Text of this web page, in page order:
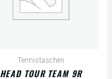
Tennistaschen
HEAD TOUR TEAM 9R